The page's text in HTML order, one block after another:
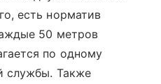
есть норматив
50 метров
по одному
службы. Также